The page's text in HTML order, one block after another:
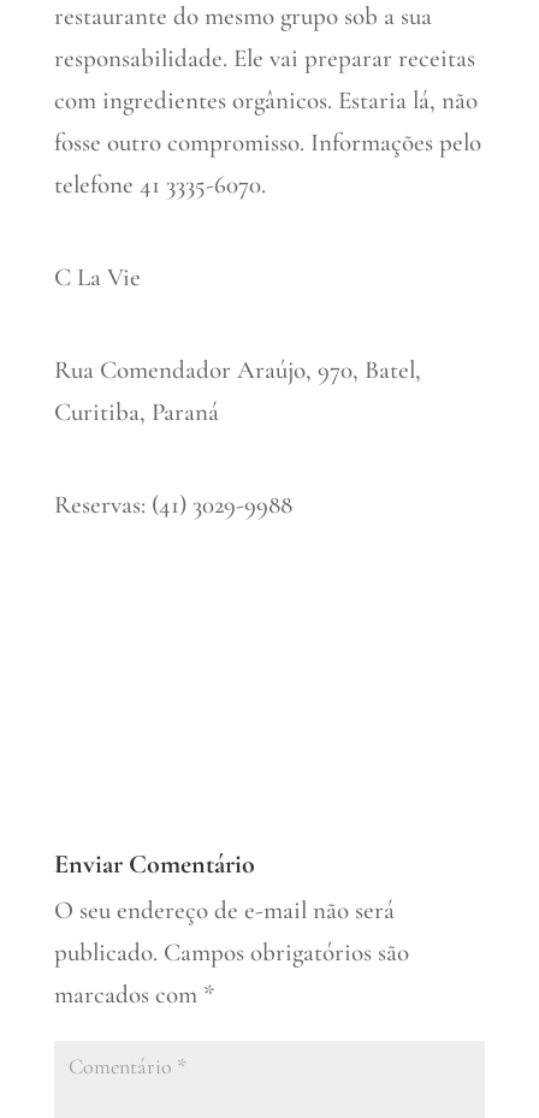
restaurante do mesmo grupo sob a sua
responsabilidade. Ele vai preparar receitas
com ingredientes orgânicos. Estaria lá, não
fosse outro compromisso. Informações pelo
telefone 41 3335-6070.
C La Vie
Rua Comendador Araújo, 970, Batel,
Curitiba, Paraná
Reservas: (41) 3029-9988
Enviar Comentário
O seu endereço de e-mail não será
publicado. Campos obrigatórios são
marcados com *